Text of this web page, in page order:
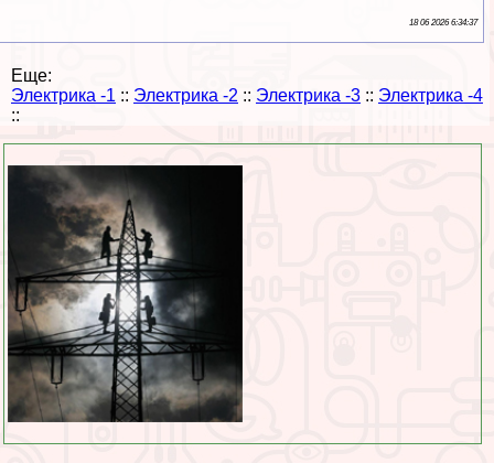
18 06 2026 6:34:37
Еще:
Электрика -1 :: Электрика -2 :: Электрика -3 :: Электрика -4
::